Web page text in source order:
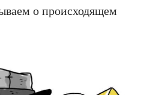
о происходящем